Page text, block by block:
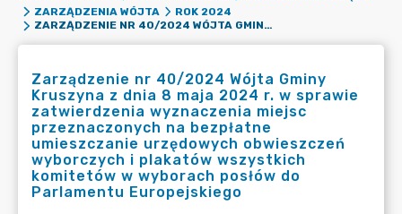
ZARZĄDZENIA WÓJTA
ROK 2024
ZARZĄDZENIE NR 40/2024 WÓJTA GMINY KRUSZYNA Z DNIA 8 MAJA 2024 R. W SPRAWIE ZATWIERDZENIA WYZNACZENIA MIEJSC PRZEZNACZONYCH NA BEZPŁATNE UMIESZCZANIE URZĘDOWYCH OBWIESZCZEŃ WYBORCZYCH I PLAKATÓW WSZYSTKICH KOMITETÓW W WYBORACH POSŁÓW DO PARLAMENTU EUROPEJSKIEGO
Zarządzenie nr 40/2024 Wójta Gminy
Kruszyna z dnia 8 maja 2024 r. w sprawie
zatwierdzenia wyznaczenia miejsc
przeznaczonych na bezpłatne
umieszczanie urzędowych obwieszczeń
wyborczych i plakatów wszystkich
komitetów w wyborach posłów do
Parlamentu Europejskiego